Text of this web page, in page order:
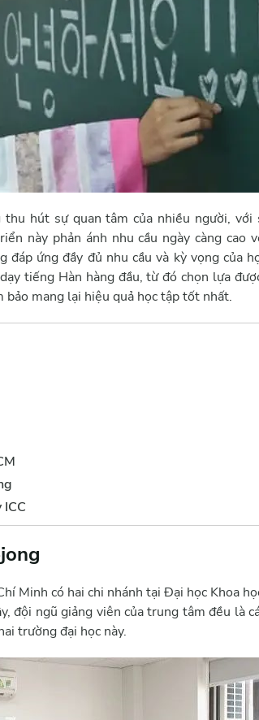
hút sự quan tâm của nhiều người, với
này phản ánh nhu cầu ngày càng cao
đáp ứng đầy đủ nhu cầu và kỳ vọng của
tiếng Hàn hàng đầu, từ đó chọn lựa
bảo mang lại hiệu quả học tập tốt nhất.
Minh có hai chi nhánh tại Đại học Khoa
đội ngũ giảng viên của trung tâm đều là
trường đại học này.